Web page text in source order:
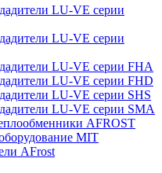
LU-VE серии
LU-VE серии
LU-VE серии FHA
LU-VE серии FHD
LU-VE серии SHS
LU-VE серии SMA
AFROST
MIT
AFrost